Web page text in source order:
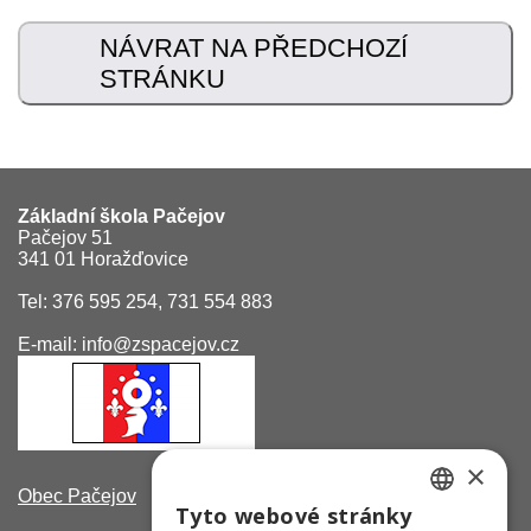
Dokumenty
Kontakty
NÁVRAT NA PŘEDCHOZÍ
STRÁNKU
Základní škola Pačejov
Pačejov 51
341 01 Horažďovice
Tel: 376 595 254, 731 554 883
E-mail: info@zspacejov.cz
Obec Pačejov
×
Tyto webové stránky